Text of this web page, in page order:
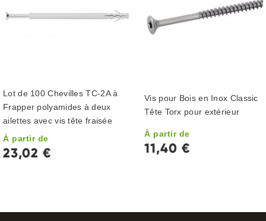
Lot de 100 Chevilles TC-2A à
Frapper polyamides à deux
ailettes avec vis tête fraisée
À partir de
23,02 €
Vis pour Bois en Inox Classic
Tête Torx pour extérieur
À partir de
11,40 €